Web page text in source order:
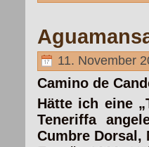
11. November
Camino de
Hätte ich eine
Teneriffa
Cumbre Dorsal,